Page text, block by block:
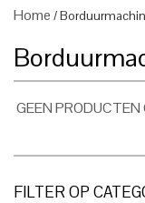
Home /
GEEN PRODUCTEN
FILTER OP